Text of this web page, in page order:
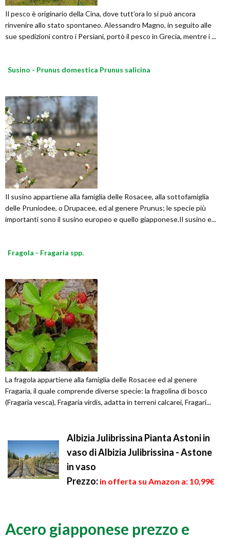
Il pesco è originario della Cina, dove tutt’ora lo si può ancora
rinvenire allo stato spontaneo. Alessandro Magno, in seguito alle
sue spedizioni contro i Persiani, portò il pesco in Grecia, mentre i ...
Susino - Prunus domestica Prunus salicina
Il susino appartiene alla famiglia delle Rosacee, alla sottofamiglia
delle Pruniodee, o Drupacee, ed al genere Prunus; le specie più
importanti sono il susino europeo e quello giapponese.Il susino e...
Fragola - Fragaria spp.
La fragola appartiene alla famiglia delle Rosacee ed al genere
Fragaria, il quale comprende diverse specie: la fragolina di bosco
(Fragaria vesca), Fragaria virdis, adatta in terreni calcarei, Fragari...
Albizia Julibrissina Pianta Astoni in
vaso di Albizia Julibrissina - Astone
in vaso
Prezzo: in offerta su Amazon a: 10,99€
Acero giapponese prezzo e